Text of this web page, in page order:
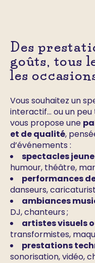
Des
goûts, tous
les
Vous souhaitez un
interactif… ou un peu
vous propose une
et de qualité,
d’événements :
spectacles
humour, théâtre,
performances
danseurs,
ambiances
DJ, chanteurs ;
artistes visuels
transformistes,
prestations
sonorisation, vidéo,